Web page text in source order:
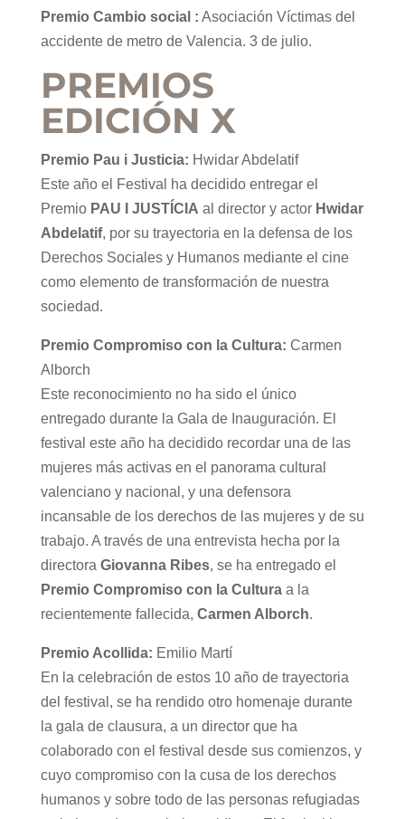
Premio Cambio social : Asociación Víctimas del
accidente de metro de Valencia. 3 de julio.
PREMIOS
EDICIÓN X
Premio Pau i Justicia: Hwidar Abdelatif
Este año el Festival ha decidido entregar el
Premio PAU I JUSTÍCIA al director y actor Hwidar
Abdelatif, por su trayectoria en la defensa de los
Derechos Sociales y Humanos mediante el cine
como elemento de transformación de nuestra
sociedad.
Premio Compromiso con la Cultura: Carmen
Alborch
Este reconocimiento no ha sido el único
entregado durante la Gala de Inauguración. El
festival este año ha decidido recordar una de las
mujeres más activas en el panorama cultural
valenciano y nacional, y una defensora
incansable de los derechos de las mujeres y de su
trabajo. A través de una entrevista hecha por la
directora Giovanna Ribes, se ha entregado el
Premio Compromiso con la Culturaa la
recientemente fallecida, Carmen Alborch.
Premio Acollida: Emilio Martí
En la celebración de estos 10 año de trayectoria
del festival, se ha rendido otro homenaje durante
la gala de clausura, a un director que ha
colaborado con el festival desde sus comienzos, y
cuyo compromiso con la cusa de los derechos
humanos y sobre todo de las personas refugiadas